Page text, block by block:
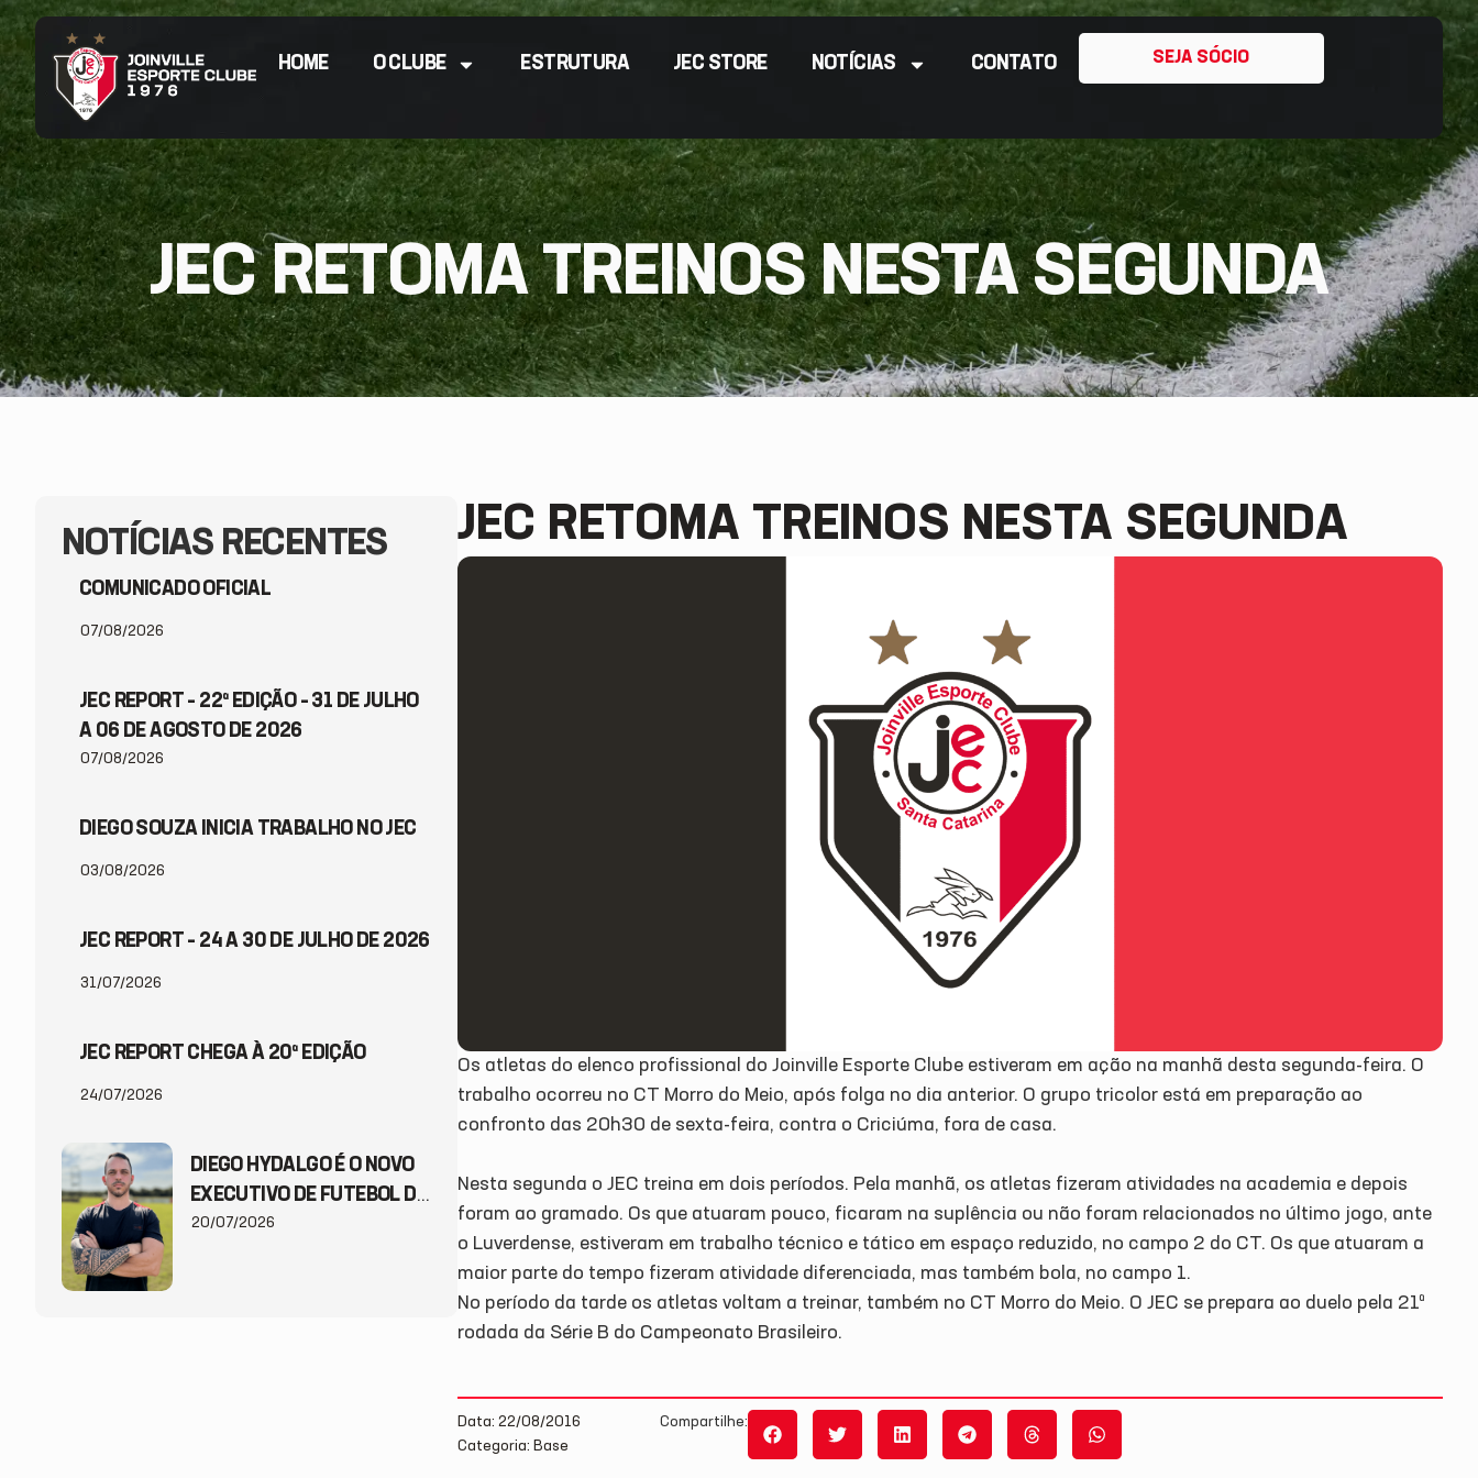
HOME O CLUBE ESTRUTURA JEC STORE NOTÍCIAS CONTATO SEJA SÓCIO
JEC RETOMA TREINOS NESTA SEGUNDA
NOTÍCIAS RECENTES
COMUNICADO OFICIAL
07/08/2026
JEC REPORT – 22ª EDIÇÃO – 31 DE JULHO
A 06 DE AGOSTO DE 2026
07/08/2026
DIEGO SOUZA INICIA TRABALHO NO JEC
03/08/2026
JEC REPORT – 24 A 30 DE JULHO DE 2026
31/07/2026
JEC REPORT CHEGA À 20ª EDIÇÃO
24/07/2026
DIEGO HYDALGO É O NOVO
EXECUTIVO DE FUTEBOL DO
JEC
20/07/2026
JEC RETOMA TREINOS NESTA SEGUNDA
Os atletas do elenco profissional do Joinville Esporte Clube estiveram em ação na manhã desta segunda-feira. O
trabalho ocorreu no CT Morro do Meio, após folga no dia anterior. O grupo tricolor está em preparação ao
confronto das 20h30 de sexta-feira, contra o Criciúma, fora de casa.
Nesta segunda o JEC treina em dois períodos. Pela manhã, os atletas fizeram atividades na academia e depois
foram ao gramado. Os que atuaram pouco, ficaram na suplência ou não foram relacionados no último jogo, ante
o Luverdense, estiveram em trabalho técnico e tático em espaço reduzido, no campo 2 do CT. Os que atuaram a
maior parte do tempo fizeram atividade diferenciada, mas também bola, no campo 1.
No período da tarde os atletas voltam a treinar, também no CT Morro do Meio. O JEC se prepara ao duelo pela 21ª
rodada da Série B do Campeonato Brasileiro.
Data: 22/08/2016
Categoria: Base
Compartilhe: